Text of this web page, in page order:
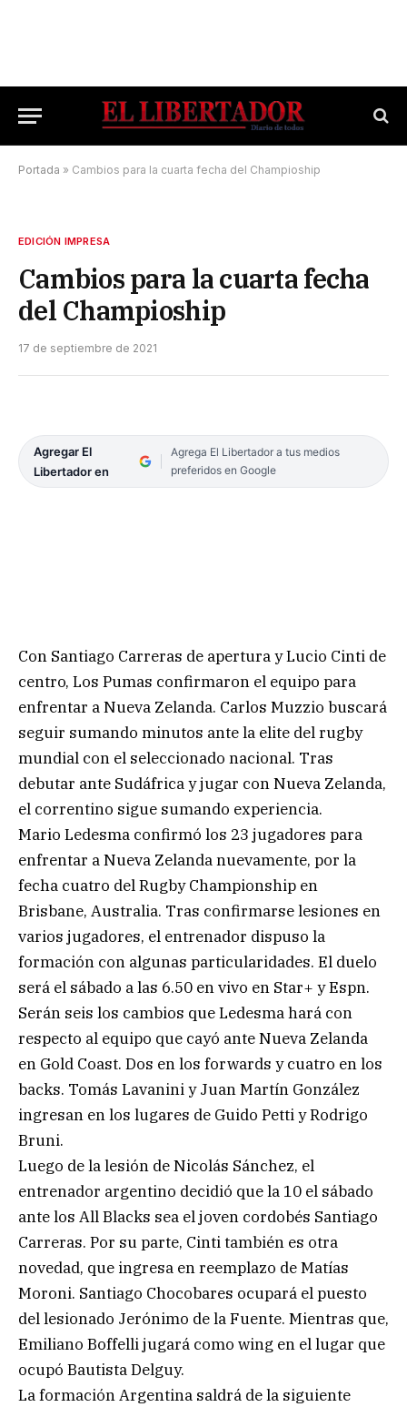
Portada » Cambios para la cuarta fecha del Champioship
EDICIÓN IMPRESA
Cambios para la cuarta fecha
del Champioship
17 de septiembre de 2021
Agregar El
Libertador en
Agrega El Libertador a tus medios
preferidos en Google
Con Santiago Carreras de apertura y Lucio Cinti de
centro, Los Pumas confirmaron el equipo para
enfrentar a Nueva Zelanda. Carlos Muzzio buscará
seguir sumando minutos ante la elite del rugby
mundial con el seleccionado nacional. Tras
debutar ante Sudáfrica y jugar con Nueva Zelanda,
el correntino sigue sumando experiencia.
Mario Ledesma confirmó los 23 jugadores para
enfrentar a Nueva Zelanda nuevamente, por la
fecha cuatro del Rugby Championship en
Brisbane, Australia. Tras confirmarse lesiones en
varios jugadores, el entrenador dispuso la
formación con algunas particularidades. El duelo
será el sábado a las 6.50 en vivo en Star+ y Espn.
Serán seis los cambios que Ledesma hará con
respecto al equipo que cayó ante Nueva Zelanda
en Gold Coast. Dos en los forwards y cuatro en los
backs. Tomás Lavanini y Juan Martín González
ingresan en los lugares de Guido Petti y Rodrigo
Bruni.
Luego de la lesión de Nicolás Sánchez, el
entrenador argentino decidió que la 10 el sábado
ante los All Blacks sea el joven cordobés Santiago
Carreras. Por su parte, Cinti también es otra
novedad, que ingresa en reemplazo de Matías
Moroni. Santiago Chocobares ocupará el puesto
del lesionado Jerónimo de la Fuente. Mientras que,
Emiliano Boffelli jugará como wing en el lugar que
ocupó Bautista Delguy.
La formación Argentina saldrá de la siguiente